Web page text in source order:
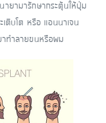
ยามารักษากระตุ้นให้ปุ่ม
ติบโต หรือ แอนนาเจน
าทำลายขนหรือผม